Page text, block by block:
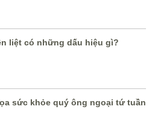
liệt có những dấu hiệu gì?
sức khỏe quý ông ngoại tứ tuần